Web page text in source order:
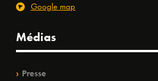
Google map
Médias
Presse